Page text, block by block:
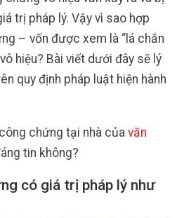
trị pháp lý. Vậy vì sao hợp
– vốn được xem là “lá chắn
hiệu? Bài viết dưới đây sẽ lý
quy định pháp luật hiện hành
chứng tại nhà của văn
tin không?
có giá trị pháp lý như